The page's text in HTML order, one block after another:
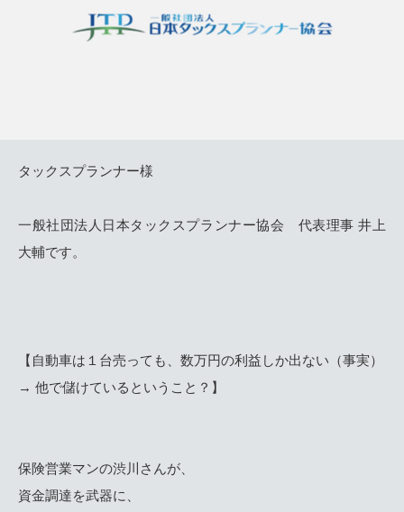
タックスプランナー様
一般社団法人日本タックスプランナー協会 代表理事 井上
大輔です。
【自動車は１台売っても、数万円の利益しか出ない（事実）
→ 他で儲けているということ？】
保険営業マンの渋川さんが、
資金調達を武器に、